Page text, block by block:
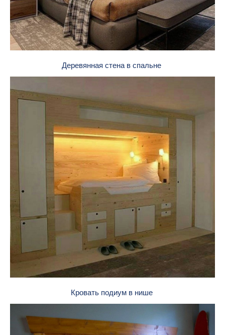
Деревянная стена в спальне
Кровать подиум в нише